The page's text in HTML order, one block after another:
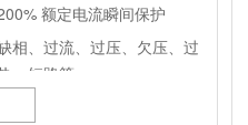
额定电流瞬间保护
相、过流、过压、欠压、过
、短路等